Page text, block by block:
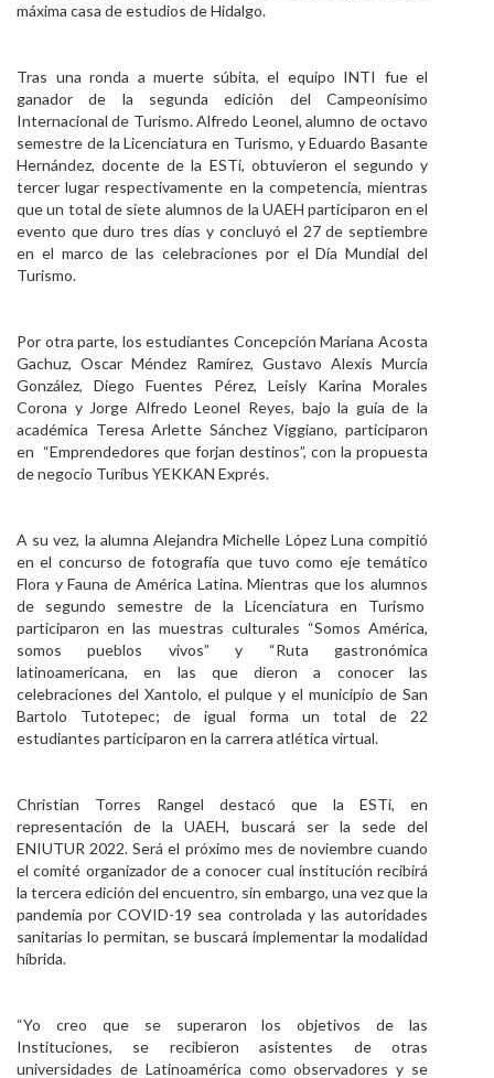
máxima casa de estudios de Hidalgo.
Tras una ronda a muerte súbita, el equipo INTI fue el
ganador de la segunda edición del Campeonísimo
Internacional de Turismo. Alfredo Leonel, alumno de octavo
semestre de la Licenciatura en Turismo, y Eduardo Basante
Hernández, docente de la ESTi, obtuvieron el segundo y
tercer lugar respectivamente en la competencia, mientras
que un total de siete alumnos de la UAEH participaron en el
evento que duro tres días y concluyó el 27 de septiembre
en el marco de las celebraciones por el Día Mundial del
Turismo.
Por otra parte, los estudiantes Concepción Mariana Acosta
Gachuz, Oscar Méndez Ramírez, Gustavo Alexis Murcia
González, Diego Fuentes Pérez, Leisly Karina Morales
Corona y Jorge Alfredo Leonel Reyes, bajo la guía de la
académica Teresa Arlette Sánchez Viggiano, participaron
en “Emprendedores que forjan destinos”, con la propuesta
de negocio Turibus YEKKAN Exprés.
A su vez, la alumna Alejandra Michelle López Luna compitió
en el concurso de fotografía que tuvo como eje temático
Flora y Fauna de América Latina. Mientras que los alumnos
de segundo semestre de la Licenciatura en Turismo
participaron en las muestras culturales “Somos América,
somos pueblos vivos” y “Ruta gastronómica
latinoamericana, en las que dieron a conocer las
celebraciones del Xantolo, el pulque y el municipio de San
Bartolo Tutotepec; de igual forma un total de 22
estudiantes participaron en la carrera atlética virtual.
Christian Torres Rangel destacó que la ESTi, en
representación de la UAEH, buscará ser la sede del
ENIUTUR 2022. Será el próximo mes de noviembre cuando
el comité organizador de a conocer cual institución recibirá
la tercera edición del encuentro, sin embargo, una vez que la
pandemia por COVID-19 sea controlada y las autoridades
sanitarias lo permitan, se buscará implementar la modalidad
híbrida.
“Yo creo que se superaron los objetivos de las
Instituciones, se recibieron asistentes de otras
universidades de Latinoamérica como observadores y se